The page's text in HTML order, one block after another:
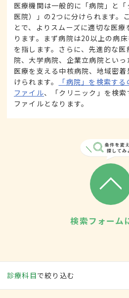
医療機関は一般的に「病院」と「
医院）」の2つに分けられます。
とで、よりスムーズに適切な医
ります。まず病院は20以上の病
を指します。さらに、先進的な
院、大学病院、企業立病院とい
医療を支える中核病院、地域密
けられます。
「病院」を検索す
ファイル、「クリニック」を検索
ファイルとなります。
検索フォーム
診療科目で絞り込む